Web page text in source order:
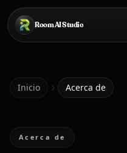
Saltar al contenido
Room AI Studio
Inicio
Room AI Studio
Inicio Acerca de
Acerca de